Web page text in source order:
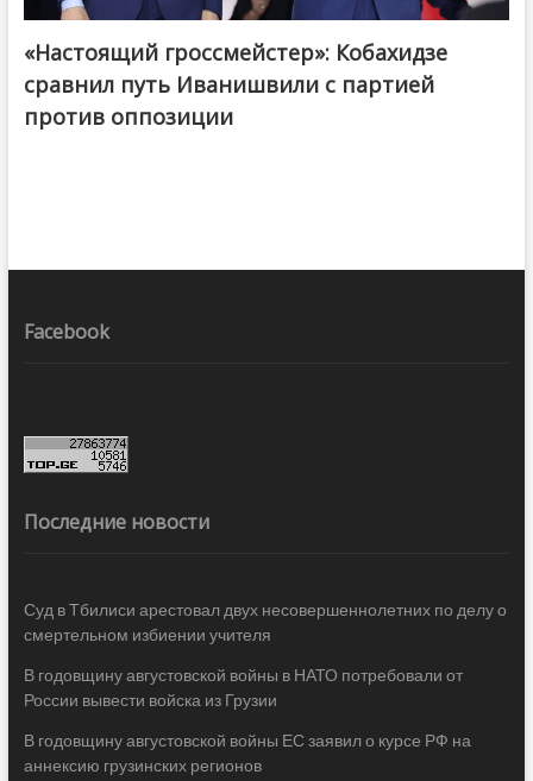
@ქართული ოცნება / Georgian Dream
«Настоящий гроссмейстер»: Кобахидзе
сравнил путь Иванишвили с партией
против оппозиции
Facebook
Последние новости
Суд в Тбилиси арестовал двух несовершеннолетних по делу о
смертельном избиении учителя
В годовщину августовской войны в НАТО потребовали от
России вывести войска из Грузии
В годовщину августовской войны ЕС заявил о курсе РФ на
аннексию грузинских регионов